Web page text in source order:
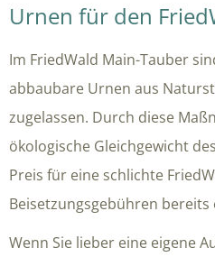
Urnen für den
Im FriedWald Main-Tauber
abbaubare Urnen aus
zugelassen. Durch diese
ökologische Gleichgewicht
Preis für eine schlichte
Beisetzungsgebühren bereits
Wenn Sie lieber eine eigene